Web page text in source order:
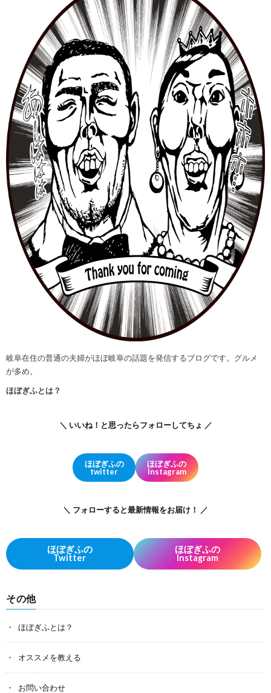
岐阜在住の普通の夫婦がほぼ岐阜の話題を発信するブログです。グルメ
が多め。
ほぼぎふとは？
＼ いいね！と思ったらフォローしてちょ ／
ほぼぎふの
twitter
ほぼぎふの
Instagram
＼ フォローすると最新情報をお届け！ ／
ほぼぎふの
Twitter
ほぼぎふの
Instagram
その他
ほぼぎふとは？
オススメを教える
お問い合わせ